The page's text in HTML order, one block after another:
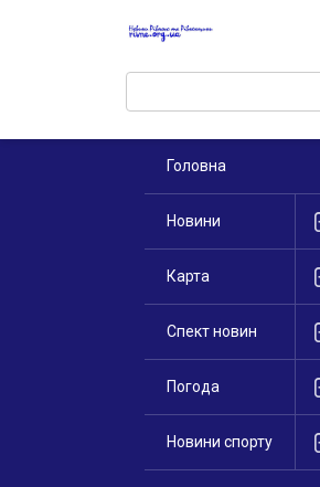
Поиск:
Головна
Новини
Карта
Спект новин
Погода
Новини спорту